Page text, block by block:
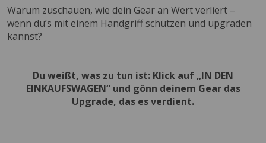
Warum zuschauen, wie dein Gear an Wert verliert –
wenn du’s mit einem Handgriff schützen und upgraden
kannst?
Du weißt, was zu tun ist: Klick auf „IN DEN
EINKAUFSWAGEN“ und gönn deinem Gear das
Upgrade, das es verdient.